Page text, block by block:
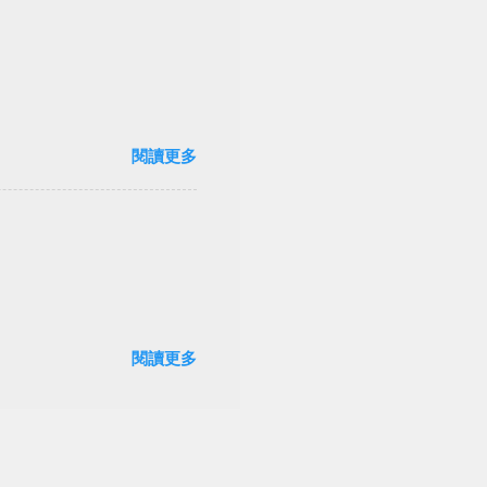
閱讀更多
閱讀更多